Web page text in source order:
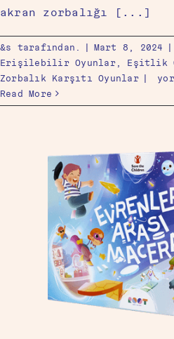
akran zorbalığı [...]
&s tarafından. | Mart 8, 2024 |
Erişilebilir Oyunlar, Eşitlik
Zorbalık Karşıtı Oyunlar |
Read More